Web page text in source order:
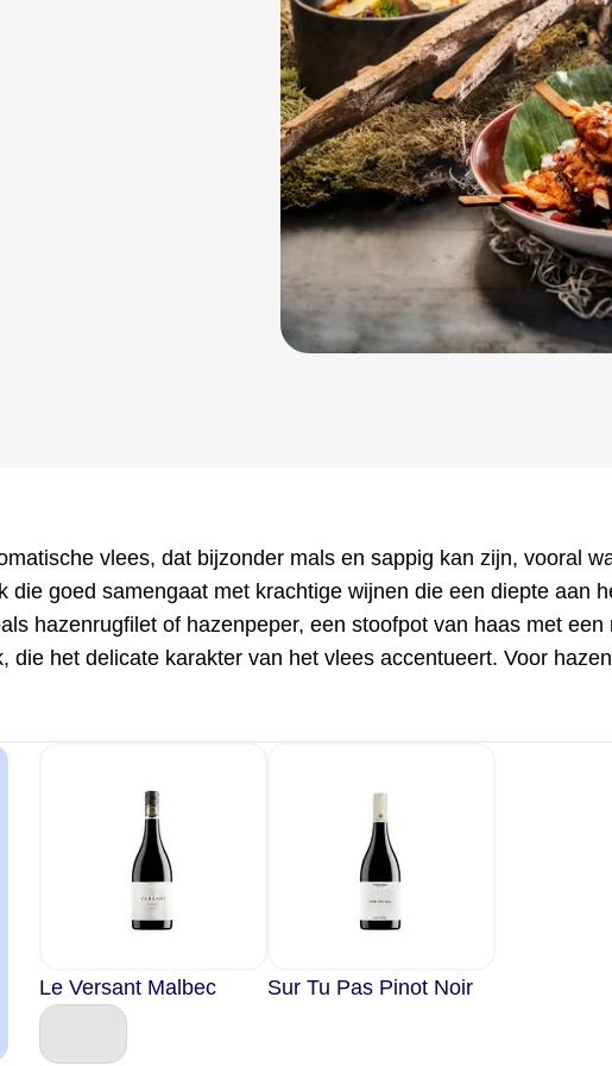
vlees, dat bijzonder mals en sappig kan zijn, vooral
goed samengaat met krachtige wijnen die een diepte aan
hazenrugfilet of hazenpeper, een stoofpot van haas met
die het delicate karakter van het vlees accentueert. Voor
Le Versant Malbec Sur Tu Pas Pinot Noir